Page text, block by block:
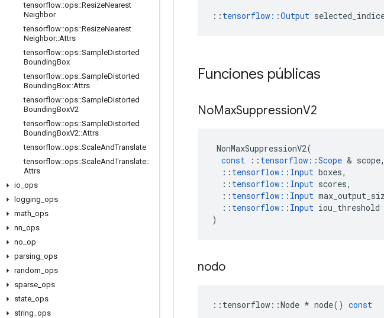
tensorflow::ops::ResizeNearest
Neighbor
tensorflow::ops::ResizeNearest
Neighbor::Attrs
tensorflow::ops::SampleDistorted
BoundingBox
tensorflow::ops::SampleDistorted
BoundingBox::Attrs
tensorflow::ops::SampleDistorted
BoundingBoxV2
tensorflow::ops::SampleDistorted
BoundingBoxV2::Attrs
tensorflow::ops::ScaleAndTranslate
tensorflow::ops::ScaleAndTranslate::
Attrs
io ops
logging ops
math ops
nn ops
no op
parsing ops
random ops
sparse ops
state ops
string ops
:: tensorflow::Output
Funciones públicas
NoMaxSuppressionV2
NonMaxSuppressionV2(
const
:: tensorflow ::Scope & scope,
:: tensorflow :: Input boxes,
:: tensorflow :: Input scores,
:: tensorflow :: Input
:: tensorflow :: Input iou_threshold
)
nodo
:: tensorflow ::Node * node() const